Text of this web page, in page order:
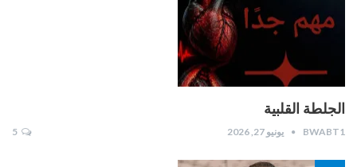
الجلطة القلبية
BWABT1 يونيو 27, 2026